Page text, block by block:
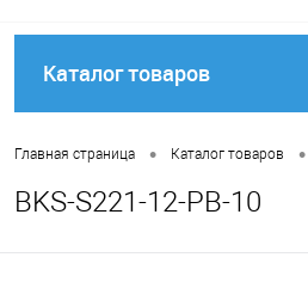
Каталог товаров
Главная страница • Каталог товаров •
BKS-S221-12-PB-10